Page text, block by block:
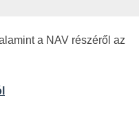
a NAV részéről az